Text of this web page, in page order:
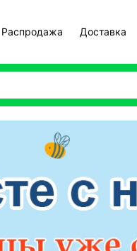
Распродажа Доставка